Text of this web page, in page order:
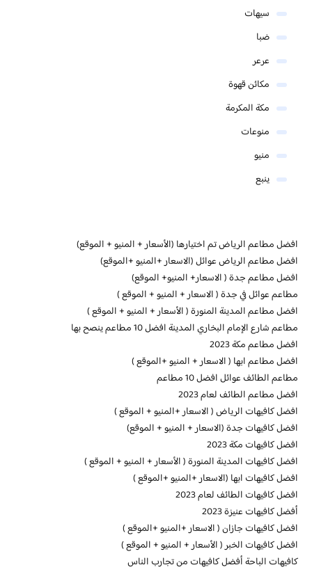
سيهات
ضبا
عرعر
مكائن قهوة
مكة المكرمة
منوعات
منيو
ينبع
افضل مطاعم الرياض تم اختيارها (الأسعار + المنيو + الموقع)
افضل مطاعم الرياض عوائل (الاسعار +المنيو +الموقع)
افضل مطاعم جدة ( الاسعار+ المنيو+ الموقع)
مطاعم عوائل في جدة ( الاسعار + المنيو + الموقع )
افضل مطاعم المدينة المنورة ( الأسعار + المنيو + الموقع )
مطاعم شارع الإمام البخاري المدينة افضل 10 مطاعم ينصح بها
افضل مطاعم مكة 2023
افضل مطاعم ابها ( الاسعار + المنيو +الموقع )
مطاعم الطائف عوائل افضل 10 مطاعم
افضل مطاعم الطائف لعام 2023
افضل كافيهات الرياض ( الاسعار +المنيو + الموقع )
افضل كافيهات جدة (الاسعار + المنيو + الموقع)
افضل كافيهات مكة 2023
افضل كافيهات المدينة المنورة ( الأسعار + المنيو + الموقع )
افضل كافيهات ابها (الاسعار +المنيو +الموقع )
افضل كافيهات الطائف لعام 2023
أفضل كافيهات عنيزة 2023
افضل كافيهات جازان ( الاسعار +المنيو +الموقع )
افضل كافيهات الخبر ( الأسعار + المنيو + الموقع )
كافيهات الباحة أفضل كافيهات من تجارب الناس